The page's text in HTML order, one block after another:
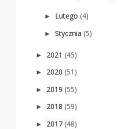
► Lutego (4)
► Stycznia (5)
► 2021 (45)
► 2020 (51)
► 2019 (55)
► 2018 (59)
► 2017 (48)